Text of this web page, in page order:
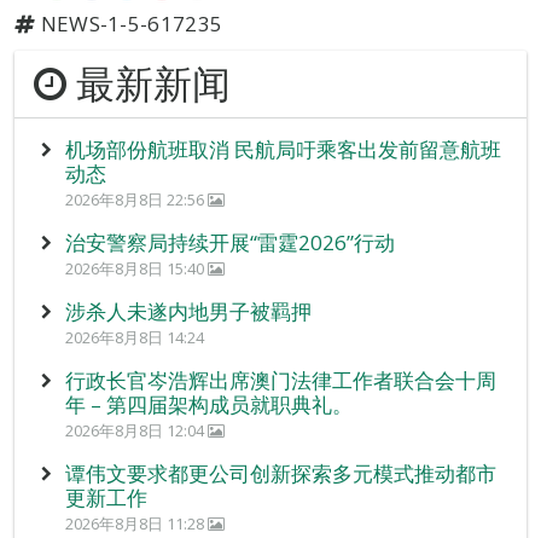
NEWS-1-5-617235
最新新闻
机场部份航班取消 民航局吁乘客出发前留意航班
动态
2026年8月8日 22:56
治安警察局持续开展“雷霆2026”行动
2026年8月8日 15:40
涉杀人未遂内地男子被羁押
2026年8月8日 14:24
行政长官岑浩辉出席澳门法律工作者联合会十周
年 – 第四届架构成员就职典礼。
2026年8月8日 12:04
谭伟文要求都更公司创新探索多元模式推动都市
更新工作
2026年8月8日 11:28